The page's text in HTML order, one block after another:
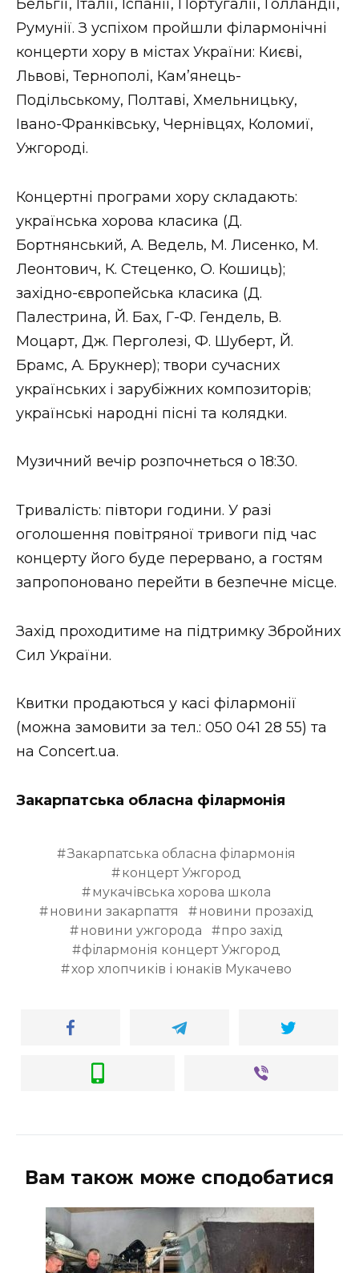
Бельгії, Італії, Іспанії, Португалії, Голландії,
Румунії. З успіхом пройшли філармонічні
концерти хору в містах України: Києві,
Львові, Тернополі, Кам’янець-
Подільському, Полтаві, Хмельницьку,
Івано-Франківську, Чернівцях, Коломиї,
Ужгороді.
Концертні програми хору складають:
українська хорова класика (Д.
Бортнянський, А. Ведель, М. Лисенко, М.
Леонтович, К. Стеценко, О. Кошиць);
західно-європейська класика (Д.
Палестрина, Й. Бах, Г-Ф. Гендель, В.
Моцарт, Дж. Перголезі, Ф. Шуберт, Й.
Брамс, А. Брукнер); твори сучасних
українських і зарубіжних композиторів;
українські народні пісні та колядки.
Музичний вечір розпочнеться о 18:30.
Тривалість: півтори години. У разі
оголошення повітряної тривоги під час
концерту його буде перервано, а гостям
запропоновано перейти в безпечне місце.
Захід проходитиме на підтримку Збройних
Сил України.
Квитки продаються у касі філармонії
(можна замовити за тел.: 050 041 28 55) та
на Concert.ua.
Закарпатська обласна філармонія
Закарпатська обласна філармонія
концерт Ужгород
мукачівська хорова школа
новини закарпаття
новини прозахід
новини ужгорода
про захід
філармонія концерт Ужгород
хор хлопчиків і юнаків Мукачево
Вам також може сподобатися